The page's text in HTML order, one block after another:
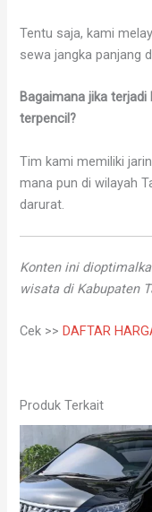
Tentu saja, kami
sewa jangka panjang
Bagaimana jika
terpencil?
Tim kami memiliki
mana pun di wilayah
darurat.
Konten ini
wisata di Kabupaten
Cek >>DAFTAR
Produk Terkait